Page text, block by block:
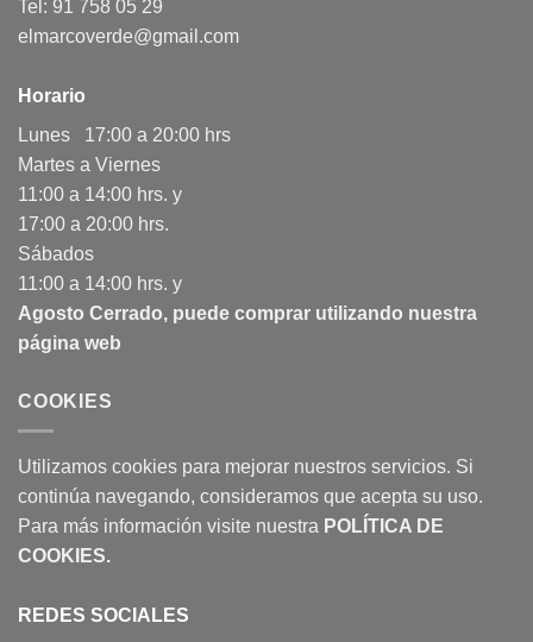
Tel: 91 758 05 29
elmarcoverde@gmail.com
Horario
Lunes 17:00 a 20:00 hrs
Martes a Viernes
11:00 a 14:00 hrs. y
17:00 a 20:00 hrs.
Sábados
11:00 a 14:00 hrs. y
Agosto Cerrado, puede comprar utilizando nuestra
página web
COOKIES
Utilizamos cookies para mejorar nuestros servicios. Si
continúa navegando, consideramos que acepta su uso.
Para más información visite nuestra POLÍTICA DE
COOKIES.
REDES SOCIALES